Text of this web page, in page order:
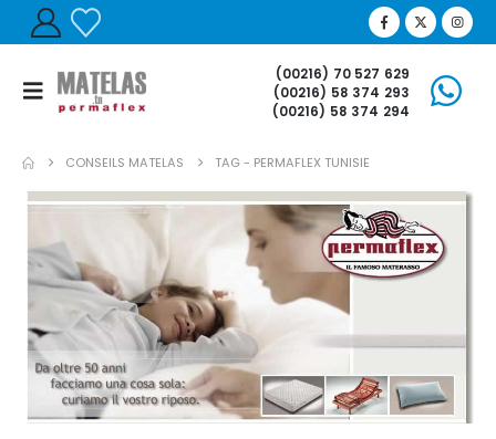
(00216) 70 527 629
(00216) 58 374 293
(00216) 58 374 294
CONSEILS MATELAS TAG - PERMAFLEX TUNISIE